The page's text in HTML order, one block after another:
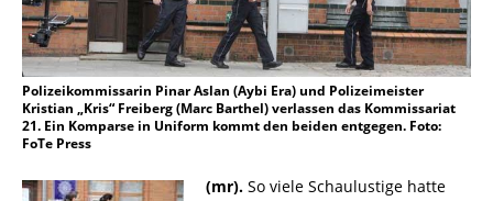
Polizeikommissarin Pinar Aslan (Aybi Era) und Polizeimeister
Kristian „Kris“ Freiberg (Marc Barthel) verlassen das Kommissariat
21. Ein Komparse in Uniform kommt den beiden entgegen. Foto:
FoTe Press
(mr). So viele Schaulustige hatte